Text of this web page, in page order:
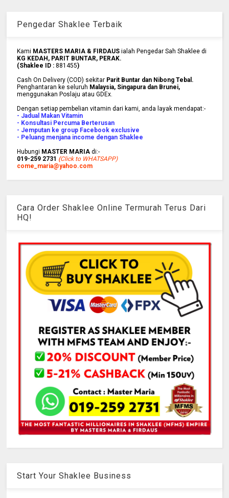
Pengedar Shaklee Terbaik
Kami MASTERS MARIA & FIRDAUS ialah Pengedar Sah Shaklee di
KG KEDAH, PARIT BUNTAR, PERAK.
(Shaklee ID :881455)
Cash On Delivery (COD) sekitar Parit Buntar dan Nibong Tebal.
Penghantaran ke seluruh Malaysia, Singapura dan Brunei,
menggunakan Poslaju atau GDEx.
Dengan setiap pembelian vitamin dari kami, anda layak mendapat:-
- Jadual Makan Vitamin
- Konsultasi Percuma Berterusan
- Jemputan ke group Facebook exclusive
- Peluang menjana income dengan Shaklee
Hubungi MASTER MARIA di:-
019-259 2731 (Click to WHATSAPP)
come_maria@yahoo.com
Cara Order Shaklee Online Termurah Terus Dari
HQ!
Start Your Shaklee Business